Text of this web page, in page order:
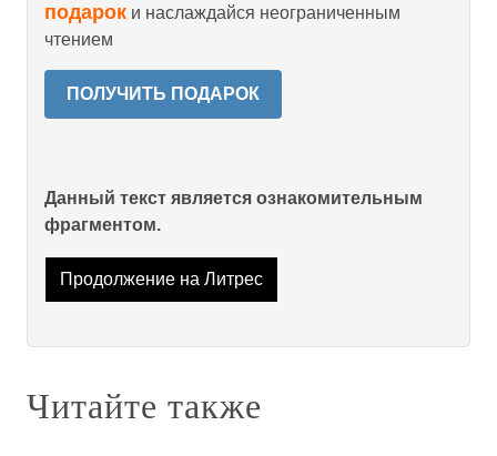
подарок и наслаждайся неограниченным
чтением
ПОЛУЧИТЬ ПОДАРОК
Данный текст является ознакомительным
фрагментом.
Продолжение на Литрес
Читайте также